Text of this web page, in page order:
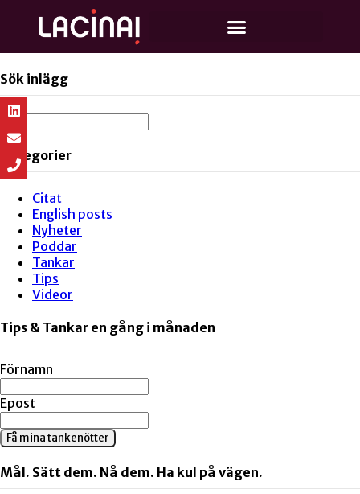
Sök inlägg
Kategorier
Citat
English posts
Nyheter
Poddar
Tankar
Tips
Videor
Tips & Tankar en gång i månaden
Förnamn
Epost
Få mina tankenötter
Mål. Sätt dem. Nå dem. Ha kul på vägen.